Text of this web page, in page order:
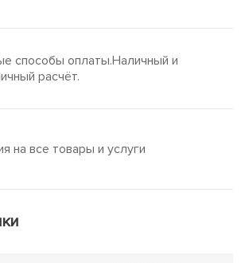
способы оплаты.Наличный и
расчёт.
на все товары и услуги